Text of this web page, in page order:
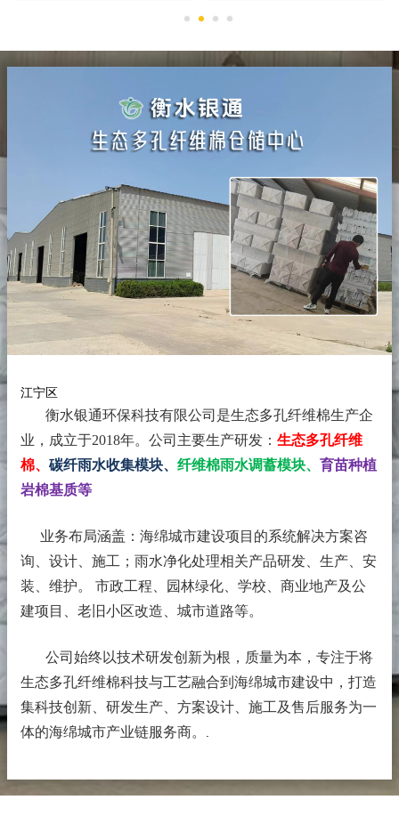
江宁区
衡水银通环保科技有限公司是生态多孔纤维棉生产企
业，成立于2018年。 公司主要生产研发： 生态多孔纤维
棉、 碳纤雨水收集模块、 纤维棉雨水调蓄模块、 育苗种植
岩棉基质等
业务布局涵盖：海绵城市建设项目的系统解决方案咨
询、设计、施工；雨水净化处理相关产品研发、生产、安
装、维护。 市政工程、园林绿化、学校、商业地产及公
建项目、老旧小区改造、城市道路等。
公司始终以技术研发创新为根，质量为本，专注于将
生态多孔纤维棉科技与工艺融合到海绵城市建设中，打造
集科技创新、研发生产、方案设计、施工及售后服务为一
体的海绵城市产业链服务商。